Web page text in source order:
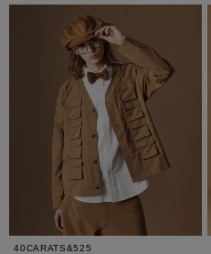
40CARATS&525